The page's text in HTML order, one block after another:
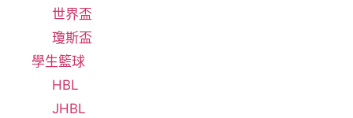
世界盃
瓊斯盃
學生籃球
HBL
JHBL